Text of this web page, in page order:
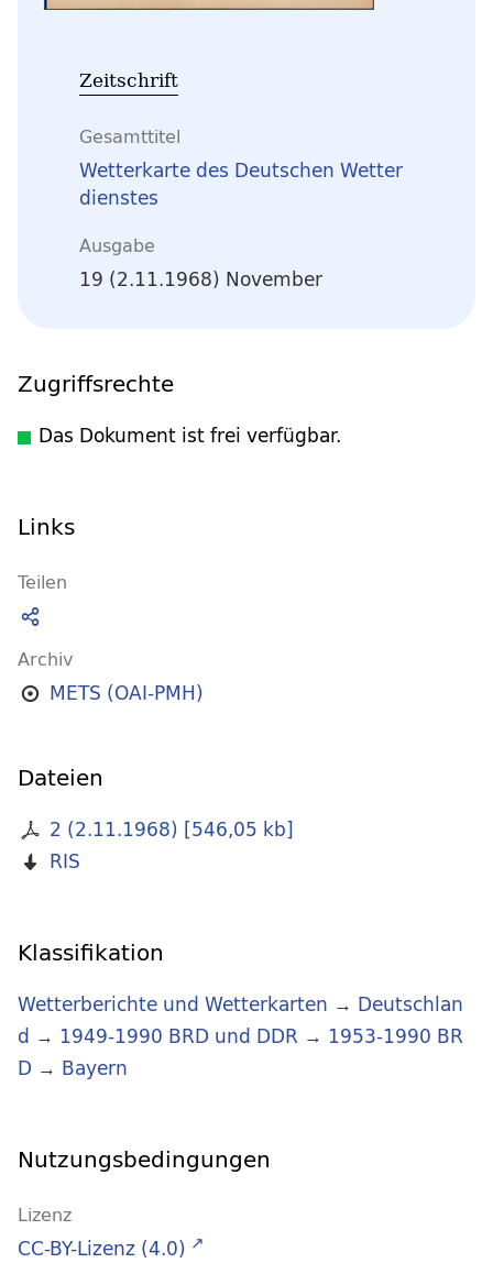
Zeitschrift
Gesamttitel
Wetterkarte des Deutschen Wetter
dienstes
Ausgabe
19 (2.11.1968) November
Zugriffsrechte
Das Dokument ist frei verfügbar.
Links
Teilen
Archiv
METS (OAI-PMH)
Dateien
2 (2.11.1968) [546,05 kb]
RIS
Klassifikation
Wetterberichte und Wetterkarten → Deutschlan
d → 1949-1990 BRD und DDR → 1953-1990 BR
D → Bayern
Nutzungsbedingungen
Lizenz
CC-BY-Lizenz (4.0)